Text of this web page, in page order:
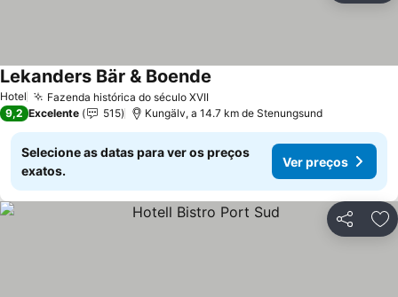
Hotel Fazenda histórica do século XVIIVer preços
Lekanders Bär & Boende
9,2 Excelente 515 Kungälv, a 14.7 km de Stenungsund
Selecione as datas para ver os preços
exatos.
Ver preços
Partilhar